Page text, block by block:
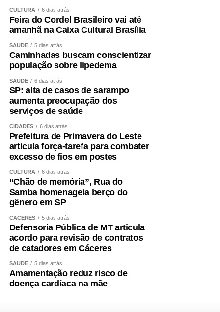
CULTURA 6 dias atrás
Feira do Cordel Brasileiro vai até
amanhã na Caixa Cultural Brasília
SAÚDE 5 dias atrás
Caminhadas buscam conscientizar
população sobre lipedema
SAÚDE 6 dias atrás
SP: alta de casos de sarampo
aumenta preocupação dos
serviços de saúde
CIDADES 6 dias atrás
Prefeitura de Primavera do Leste
articula força-tarefa para combater
excesso de fios em postes
CULTURA 6 dias atrás
“Chão de memória”, Rua do
Samba homenageia berço do
gênero em SP
CÁCERES 5 dias atrás
Defensoria Pública de MT articula
acordo para revisão de contratos
de catadores em Cáceres
SAÚDE 5 dias atrás
Amamentação reduz risco de
doença cardíaca na mãe